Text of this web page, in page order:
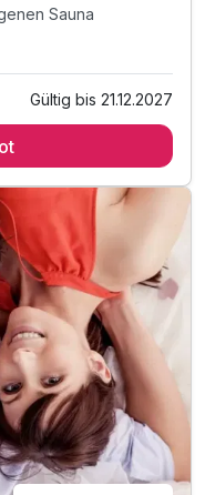
Sauna
Sauna
Gültig bis 21.12.2027